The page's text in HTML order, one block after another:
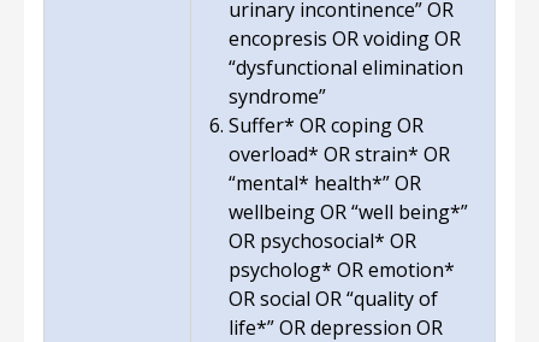
urinary incontinence” OR
encopresis OR voiding OR
“dysfunctional elimination
syndrome”
Suffer* OR coping OR
overload* OR strain* OR
“mental* health*” OR
wellbeing OR “well being*”
OR psychosocial* OR
psycholog* OR emotion*
OR social OR “quality of
life*” OR depression OR